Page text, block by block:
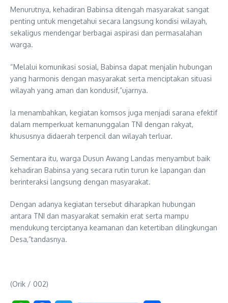
Menurutnya, kehadiran Babinsa ditengah masyarakat sangat
penting untuk mengetahui secara langsung kondisi wilayah,
sekaligus mendengar berbagai aspirasi dan permasalahan
warga.
“Melalui komunikasi sosial, Babinsa dapat menjalin hubungan
yang harmonis dengan masyarakat serta menciptakan situasi
wilayah yang aman dan kondusif,”ujarnya.
Ia menambahkan, kegiatan komsos juga menjadi sarana efektif
dalam memperkuat kemanunggalan TNI dengan rakyat,
khususnya didaerah terpencil dan wilayah terluar.
Sementara itu, warga Dusun Awang Landas menyambut baik
kehadiran Babinsa yang secara rutin turun ke lapangan dan
berinteraksi langsung dengan masyarakat.
Dengan adanya kegiatan tersebut diharapkan hubungan
antara TNI dan masyarakat semakin erat serta mampu
mendukung terciptanya keamanan dan ketertiban dilingkungan
Desa,”tandasnya.
(Orik / 002)